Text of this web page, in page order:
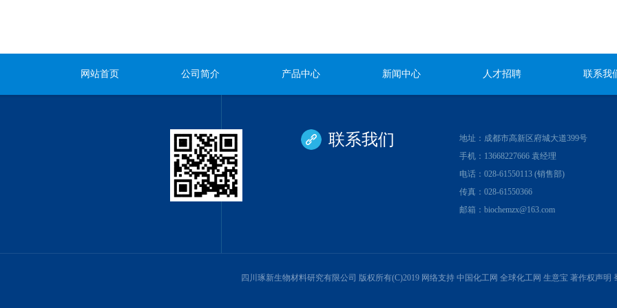
网站首页 公司简介 产品中心 新闻中心 人才招聘 联系我
联系我们
地址：成都市高新区府城大道399号
手机：13668227666 袁经理
电话：028-61550113 (销售部)
传真：028-61550366
邮箱： biochemzx@163.com
四川琢新生物材料研究有限公司 版权所有(C)2019 网络支持 中国化工网 全球化工网 生意宝 著作权声明